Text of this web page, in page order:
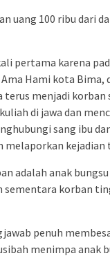
uang 100 ribu dari
pertama karena
Hami kota
menjadi
di jawa dan
sang ibu
kejadian
adalah anak
korban
penuh
menimpa anak